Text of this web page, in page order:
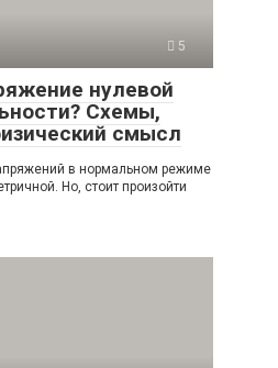
5
нулевой
Схемы,
смысл
в нормальном режиме
Но, стоит произойти